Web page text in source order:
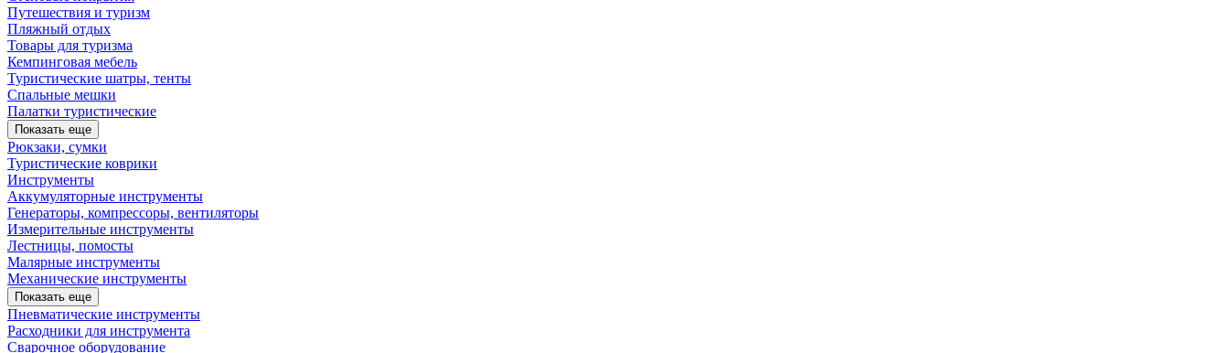
Путешествия и туризм
Пляжный отдых
Товары для туризма
Кемпинговая мебель
Туристические шатры, тенты
Спальные мешки
Палатки туристические
Показать еще
Рюкзаки, сумки
Туристические коврики
Инструменты
Аккумуляторные инструменты
Генераторы, компрессоры, вентиляторы
Измерительные инструменты
Лестницы, помосты
Малярные инструменты
Механические инструменты
Показать еще
Пневматические инструменты
Расходники для инструмента
Сварочное оборудование